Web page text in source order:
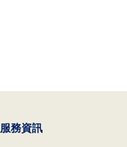
服務資訊